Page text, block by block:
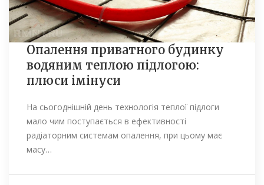
Опалення приватного будинку
водяним теплою підлогою:
плюси імінуси
На сьогоднішній день технологія теплої підлоги
мало чим поступається в ефективності
радіаторним системам опалення, при цьому має
масу…